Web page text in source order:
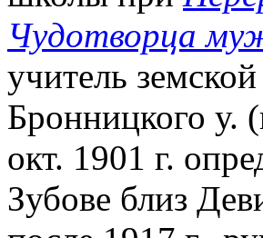
Чудотворца
учитель
Бронницкого у.
окт. 1901 г.
Зубове близ